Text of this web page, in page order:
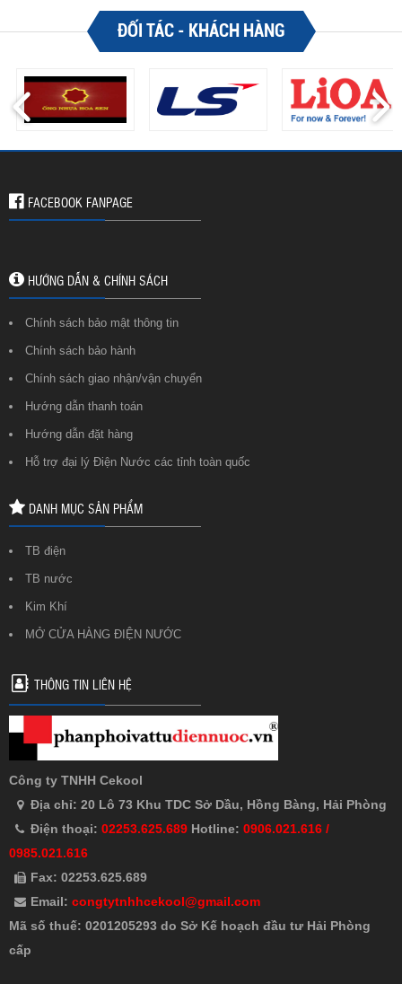
ĐỐI TÁC - KHÁCH HÀNG
FACEBOOK FANPAGE
HƯỚNG DẪN & CHÍNH SÁCH
Chính sách bảo mật thông tin
Chính sách bảo hành
Chính sách giao nhận/vận chuyển
Hướng dẫn thanh toán
Hướng dẫn đặt hàng
Hỗ trợ đại lý Điện Nước các tỉnh toàn quốc
DANH MỤC SẢN PHẨM
TB điện
TB nước
Kim Khí
MỞ CỬA HÀNG ĐIỆN NƯỚC
THÔNG TIN LIÊN HỆ
Công ty TNHH Cekool
Địa chỉ: 20 Lô 73 Khu TDC Sở Dầu, Hồng Bàng, Hải Phòng
Điện thoại: 02253.625.689 Hotline: 0906.021.616 /
0985.021.616
Fax: 02253.625.689
Email: congtytnhhcekool@gmail.com
Mã số thuế: 0201205293 do Sở Kế hoạch đầu tư Hải Phòng
cấp